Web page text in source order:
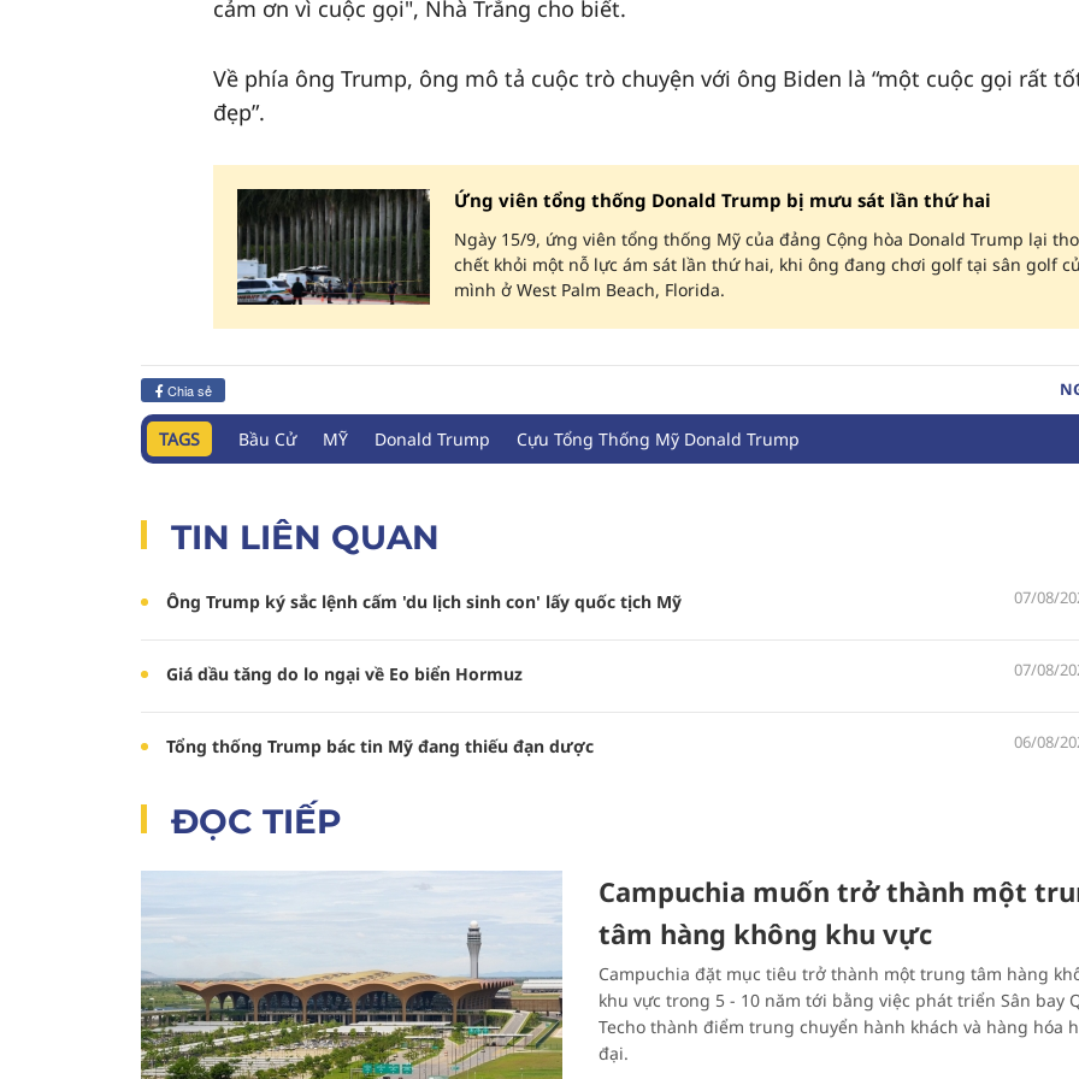
cảm ơn vì cuộc gọi", Nhà Trắng cho biết.
Về phía ông Trump, ông mô tả cuộc trò chuyện với ông Biden là “một cuộc gọi rất
đẹp”.
Ứng viên tổng thống Donald Trump bị mưu sát lần thứ hai
Ngày 15/9, ứng viên tổng thống Mỹ của đảng Cộng hòa Donald Trump lại
chết khỏi một nỗ lực ám sát lần thứ hai, khi ông đang chơi golf tại sân golf
mình ở West Palm Beach, Florida.
Chia sẻ
TAGS Bầu Cử MỸ Donald Trump Cựu Tổng Thống Mỹ Donald Trump
TIN LIÊN QUAN
Ông Trump ký sắc lệnh cấm 'du lịch sinh con' lấy quốc tịch Mỹ 07/08/
Giá dầu tăng do lo ngại về Eo biển Hormuz 07/08/
Tổng thống Trump bác tin Mỹ đang thiếu đạn dược 06/08/
ĐỌC TIẾP
Campuchia muốn trở thành một
tâm hàng không khu vực
Campuchia đặt mục tiêu trở thành một trung tâm hàng
khu vực trong 5 - 10 năm tới bằng việc phát triển Sân bay
Techo thành điểm trung chuyển hành khách và hàng hóa
đại.